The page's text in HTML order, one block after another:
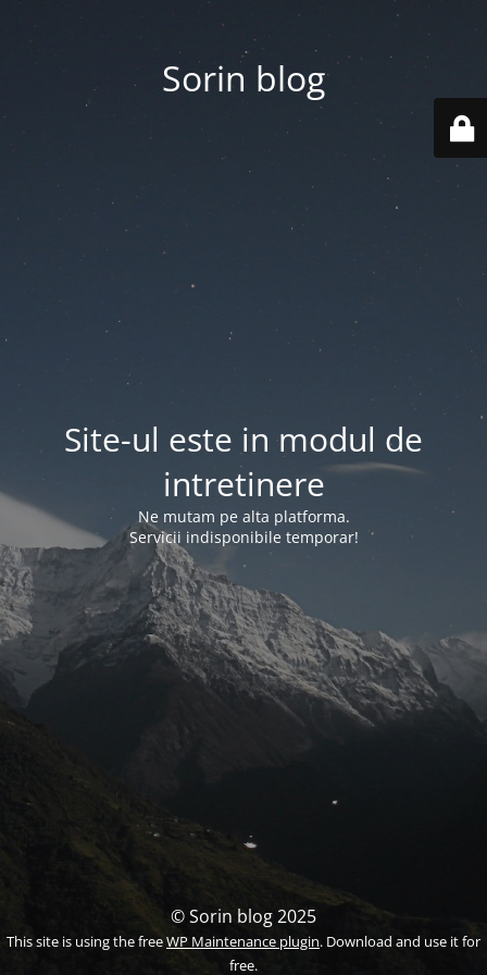
Sorin blog
Site-ul este in modul de
intretinere
Ne mutam pe alta platforma.
Servicii indisponibile temporar!
© Sorin blog 2025
This site is using the freeWP Maintenance plugin. Download and use it for
free.